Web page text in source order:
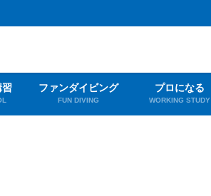
習 ファンダイビング
FUN DIVING
プロになる
WORKING STUDY